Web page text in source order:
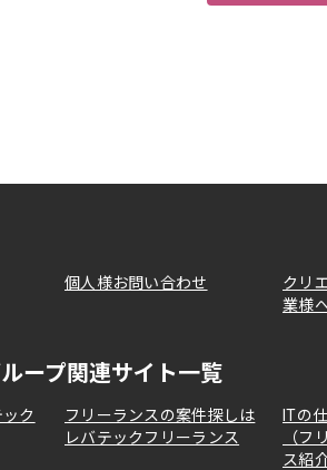
個人様お問い合わせ
クリ
業様
ープ関連サイト一覧
ク
フリーランスの案件探しは
レバテックフリーランス
ITの
（フ
ス紹